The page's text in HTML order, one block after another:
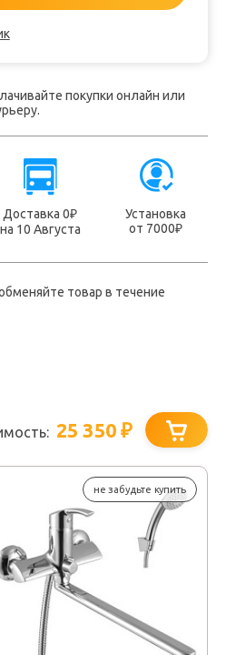
покупки онлайн или
Доставка 0₽
на 10 Августа
Установка
от 7000₽
товар в течение
25 350₽
не забудьте купить